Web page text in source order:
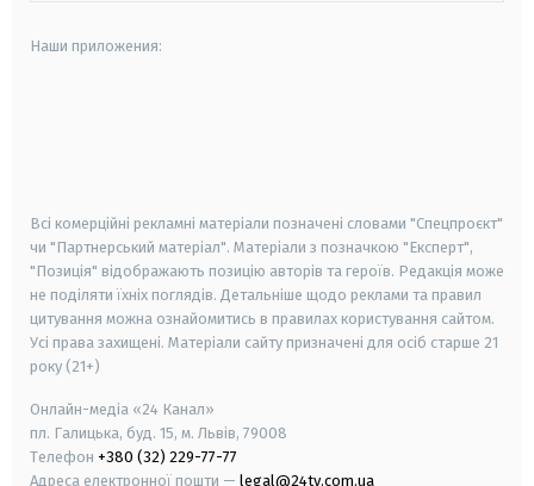
Наши приложения:
Всі комерційні рекламні матеріали позначені словами "Спецпроєкт"
чи "Партнерський матеріал". Матеріали з позначкою "Експерт",
"Позиція" відображають позицію авторів та героїв. Редакція може
не поділяти їхніх поглядів. Детальніше щодо реклами та правил
цитування можна ознайомитись в правилах користування сайтом.
Усі права захищені. Матеріали сайту призначені для осіб старше 21
року (21+)
Онлайн-медіа «24 Канал»
пл. Галицька, буд. 15, м. Львів, 79008
Телефон +380 (32) 229-77-77
Адреса електронної пошти — legal@24tv.com.ua